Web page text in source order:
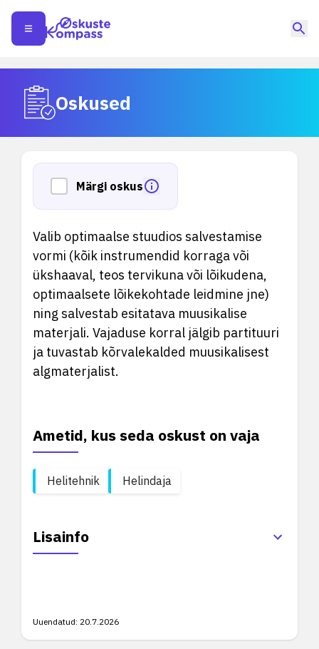
Oskused
Märgi oskus
Valib optimaalse stuudios salvestamise
vormi (kõik instrumendid korraga või
ükshaaval, teos tervikuna või lõikudena,
optimaalsete lõikekohtade leidmine jne)
ning salvestab esitatava muusikalise
materjali. Vajaduse korral jälgib partituuri
ja tuvastab kõrvalekalded muusikalisest
algmaterjalist.
Ametid, kus seda oskust on vaja
Helitehnik Helindaja
Lisainfo
Uuendatud: 20.7.2026